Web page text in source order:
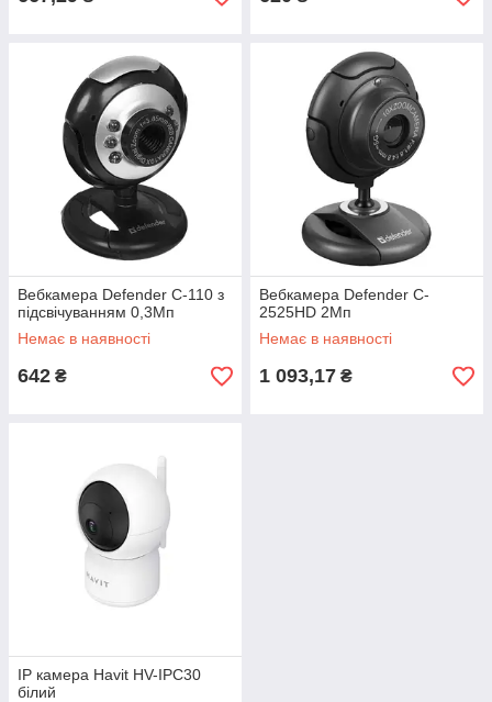
Вебкамера Defender C-110 з
підсвічуванням 0,3Мп
Немає в наявності
642 ₴
Вебкамера Defender C-
2525HD 2Мп
Немає в наявності
1 093,17 ₴
IP камера Havit HV-IPC30
білий